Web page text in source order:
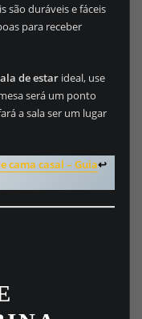
são duráveis e fáceis
para receber
de estarideal, use
será um ponto
a sala ser um lugar
cama casal – Guia↩️